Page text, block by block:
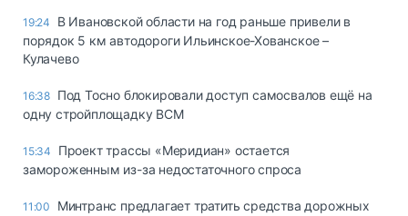
19:24
В Ивановской области на год раньше привели в
порядок 5 км автодороги Ильинское-Хованское –
Кулачево
16:38 Под Тосно блокировали доступ самосвалов ещё на
одну стройплощадку ВСМ
15:34
Проект трассы «Меридиан» остается
замороженным из-за недостаточного спроса
11:00
Минтранс предлагает тратить средства дорожных